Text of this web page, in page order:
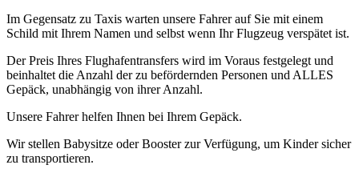
Im Gegensatz zu Taxis warten unsere Fahrer auf Sie mit einem
Schild mit Ihrem Namen und selbst wenn Ihr Flugzeug verspätet ist.
Der Preis Ihres Flughafentransfers wird im Voraus festgelegt und
beinhaltet die Anzahl der zu befördernden Personen und ALLES
Gepäck, unabhängig von ihrer Anzahl.
Unsere Fahrer helfen Ihnen bei Ihrem Gepäck.
Wir stellen Babysitze oder Booster zur Verfügung, um Kinder sicher
zu transportieren.